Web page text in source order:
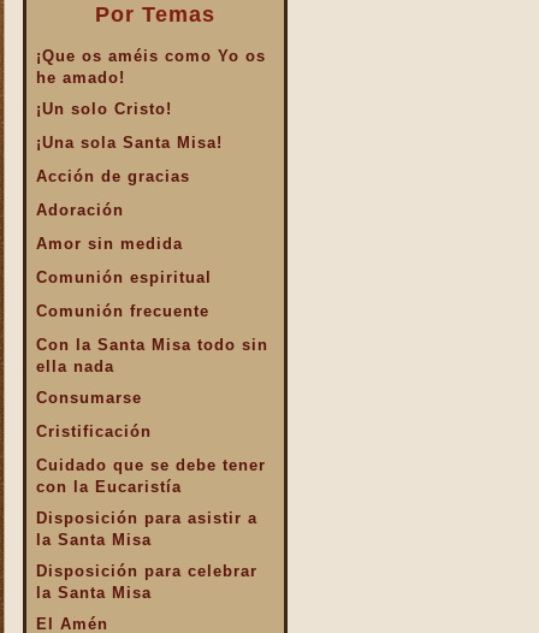
Por Temas
¡Que os améis como Yo os
he amado!
¡Un solo Cristo!
¡Una sola Santa Misa!
Acción de gracias
Adoración
Amor sin medida
Comunión espiritual
Comunión frecuente
Con la Santa Misa todo sin
ella nada
Consumarse
Cristificación
Cuidado que se debe tener
con la Eucaristía
Disposición para asistir a
la Santa Misa
Disposición para celebrar
la Santa Misa
El Amén